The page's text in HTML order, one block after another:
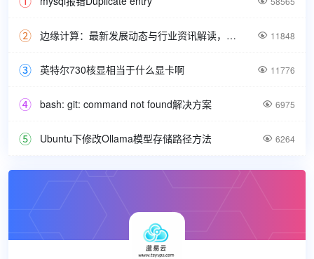
边缘计算：最新发展动态与行业资讯解读，洞悉技术前沿引领未来。  11848
英特尔730核显相当于什么显卡啊  11776
bash: git: command not found解决方案  6975
Ubuntu下修改Ollama模型存储路径方法  6264